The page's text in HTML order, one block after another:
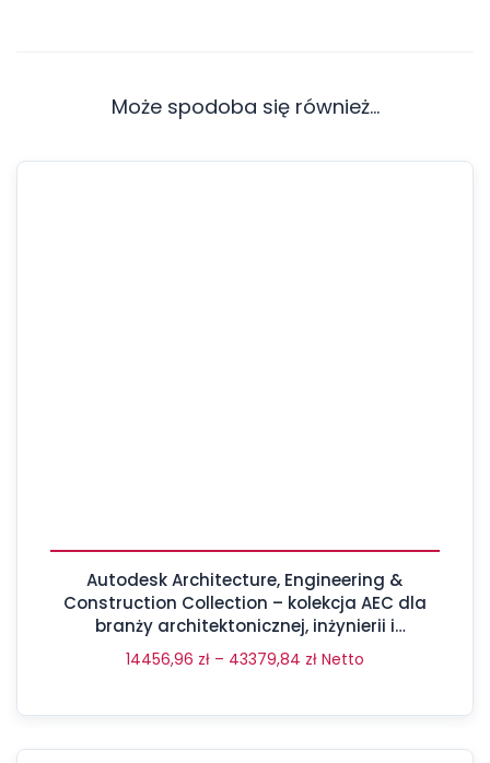
Może spodoba się również…
Autodesk Architecture, Engineering &
Construction Collection – kolekcja AEC dla
branży architektonicznej, inżynierii i
budownictwa
14456,96 zł – 43379,84 zł Netto